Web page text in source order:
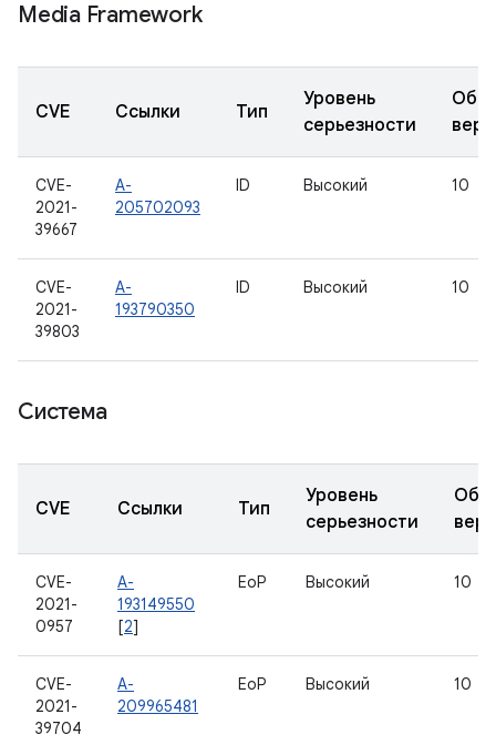
Media Framework
CVE Ссылки Тип
Уровень
серьезности
CVE-
2021-
39667
A-
205702093
ID Высокий 10
CVE-
2021-
39803
A-
193790350
ID Высокий 10
Система
CVE Ссылки Тип
Уровень
серьезности
CVE-
2021-
0957
A-
193149550
[2]
EoP Высокий 10
CVE-
2021-
39704
A-
209965481
EoP Высокий 10